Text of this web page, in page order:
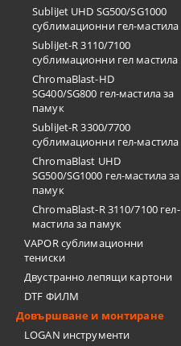
SubliJet UHD SG500/SG1000
сублимационни гел-мастила
SubliJet-R 3110/7100
сублимационни гел мастила
ChromaBlast-HD
SG400/SG800 гел-мастила за
памук
SubliJet-R 3300/7700
сублимационни гел-мастила
ChromaBlast UHD
SG500/SG1000 гел-мастила за
памук
ChromaBlast-R 3110/7100 гел-
мастила за памук
VAPOR сублимационни
тениски
Двустранно лепящи картони
DTF ФИЛМ
Довършване и монтиране
LOGAN инструменти